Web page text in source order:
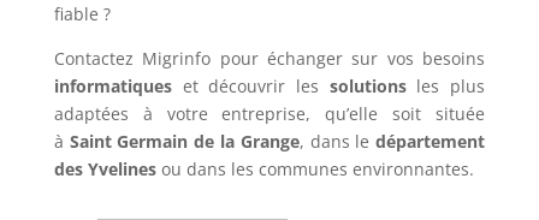
fiable ?
Contactez Migrinfo pour échanger sur vos besoins
informatiqueset découvrir les solutionsles plus
adaptées à votre entreprise, qu’elle soit située
à Saint Germain de la Grange, dans ledépartement
des Yvelinesou dans les communes environnantes.